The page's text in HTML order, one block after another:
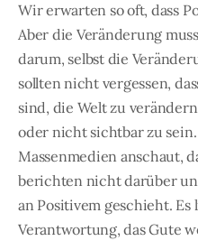
Wir erwarten so oft, dass
Aber die Veränderung
darum, selbst die
sollten nicht vergessen,
sind, die Welt zu
oder nicht sichtbar zu
Massenmedien anschaut,
berichten nicht darüber
an Positivem geschieht.
Verantwortung, das Gute